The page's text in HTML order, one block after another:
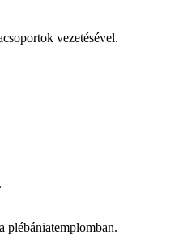
vezetésével.
plébániatemplomban.